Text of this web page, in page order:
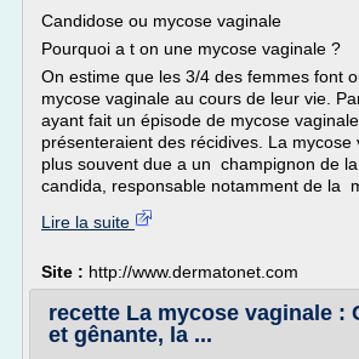
Candidose ou mycose vaginale
Pourquoi a t on une mycose vaginale ?
On estime que les 3/4 des femmes font
mycose vaginale au cours de leur vie.
ayant fait un épisode de mycose
présenteraient des récidives. La mycose
plus souvent due a un champignon de
candida, responsable notamment de la
Lire la suite
Site : http://www.dermatonet.com
recette La mycose vaginale :
et gênante, la ...